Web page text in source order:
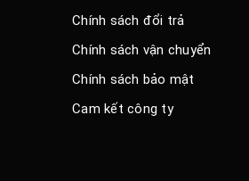
Chính sách đổi trả
Chính sách vận chuyển
Chính sách bảo mật
Cam kết công ty